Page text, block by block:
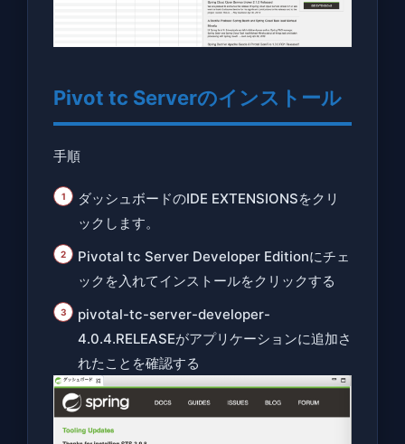
Pivot tc Serverのインストール
手順
ダッシュボードのIDE EXTENSIONSをクリ
ックします。
Pivotal tc Server Developer Editionにチェ
ックを入れてインストールをクリックする
pivotal-tc-server-developer-
4.0.4.RELEASEがアプリケーションに追加さ
れたことを確認する